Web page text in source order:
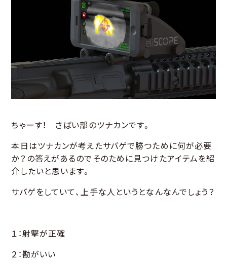
ちゃーす！ さばい部のツナカンです。
本日はツナカンが考えたサバゲで勝つために何が必要
か？の答えがあるのでそのために見つけたアイテムを紹
介したいと思います。
サバゲをしていて、上手な人というとなんなんでしょう？
１：射撃が正確
２：勘がいい